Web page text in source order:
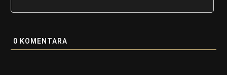
0 KOMENTARA